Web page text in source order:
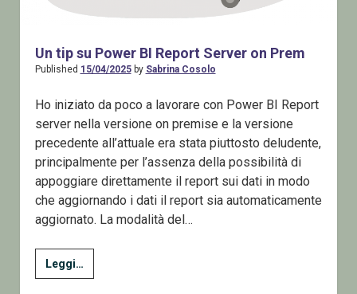
Un tip su Power BI Report Server on Prem
Published 15/04/2025by Sabrina Cosolo
Ho iniziato da poco a lavorare con Power BI Report
server nella versione on premise e la versione
precedente all’attuale era stata piuttosto deludente,
principalmente per l’assenza della possibilità di
appoggiare direttamente il report sui dati in modo
che aggiornando i dati il report sia automaticamente
aggiornato. La modalità del…
Leggi…
tip